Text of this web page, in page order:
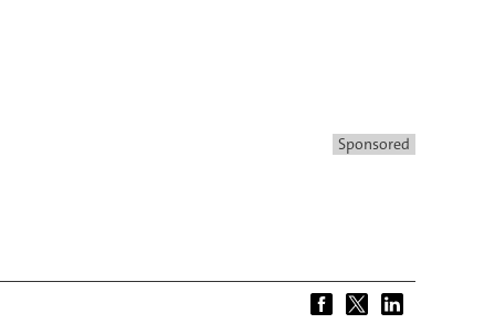
Sponsored